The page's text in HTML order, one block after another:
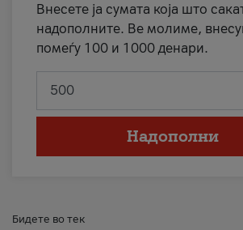
Внесете ја сумата која што
надополните. Ве молиме,
помеѓу 100 и 1000 денари.
Надополни
Бидете во тек